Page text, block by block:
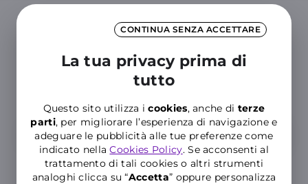
CONTINUA SENZA ACCETTARE
La tua privacy prima di
tutto
Questo sito utilizza icookies, anche di terze
parti, per migliorare l’esperienza di navigazione e
adeguare le pubblicità alle tue preferenze come
indicato nellaCookies Policy. Se acconsenti al
trattamento di tali cookies o altri strumenti
analoghi clicca su “Accetta” oppure personalizza
Supporto WINDTRE
Inserisci almeno tre caratteri per cercare nelle FAQ